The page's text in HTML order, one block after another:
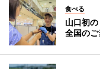
食べる
山口初
全国の